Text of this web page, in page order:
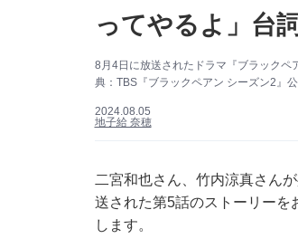
ってやるよ」台
8月4日に放送されたドラマ『ブラックペ
典：TBS『ブラックペアン シーズン2』公
2024.08.05
地子給 奈穂
二宮和也さん、竹内涼真さん
送された第5話のストーリーを
します。